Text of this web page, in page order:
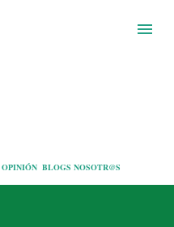
OPINIÓN BLOGS NOSOTR@S